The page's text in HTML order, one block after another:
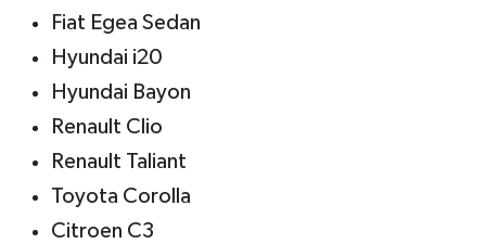
Fiat Egea Sedan
Hyundai i20
Hyundai Bayon
Renault Clio
Renault Taliant
Toyota Corolla
Citroen C3